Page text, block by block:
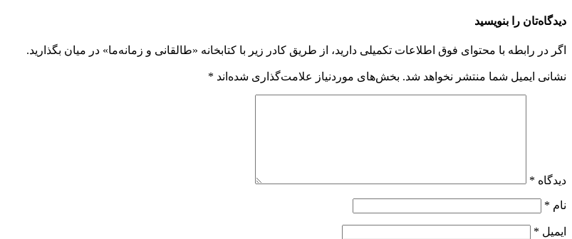
دیدگاه‌تان را بنویسید
اگر در رابطه با محتوای فوق اطلاعات تکمیلی دارید، از طریق کادر زیر با کتابخانه «طالقانی و زمانه‌ما» در میان بگذارید.
نشانی ایمیل شما منتشر نخواهد شد. بخش‌های موردنیاز علامت‌گذاری شده‌اند *
دیدگاه *
نام *
ایمیل *